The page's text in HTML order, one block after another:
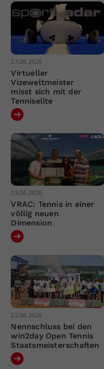
27.06.2026
Virtueller
Vizeweltmeister
misst sich mit der
Tenniselite
23.06.2026
VRAC: Tennis in einer
völlig neuen
Dimension
22.06.2026
Nennschluss bei den
win2day Open Tennis
Staatsmeisterschaften